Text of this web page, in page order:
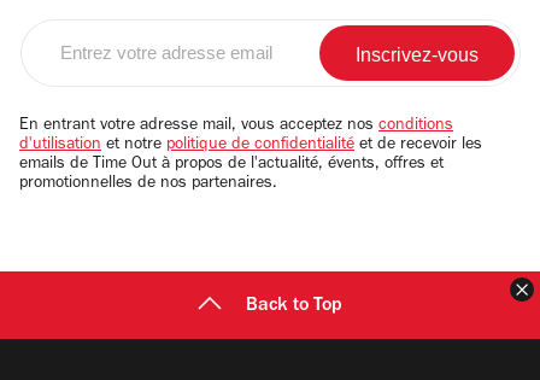
email
En entrant votre adresse mail, vous acceptez nos conditions
d'utilisation et notre politique de confidentialité et de recevoir les
emails de Time Out à propos de l'actualité, évents, offres et
promotionnelles de nos partenaires.
Back to Top